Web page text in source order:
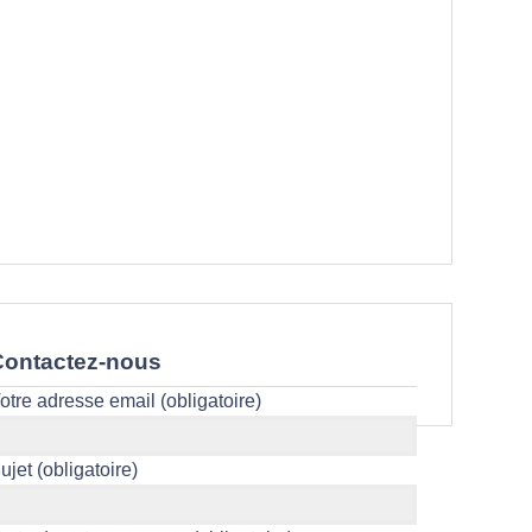
nous
Votre adresse email (obligatoire)
Sujet (obligatoire)